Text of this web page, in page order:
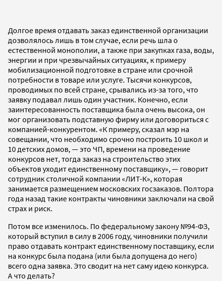
Долгое время отдавать заказ единственной организации
дозволялось лишь в том случае, если речь шла о
естественной монополии, а также при закупках газа, воды,
энергии и при чрезвычайных ситуациях, к примеру
мобилизационной подготовке в стране или срочной
потребности в товаре или услуге. Тысячи конкурсов,
проводимых по всей стране, срывались из-за того, что
заявку подавал лишь один участник. Конечно, если
заинтересованность поставщика была очень высока, он
мог организовать подставную фирму или договориться с
компанией-конкурентом. «К примеру, сказал мэр на
совещании, что необходимо срочно построить 10 школ и
10 детских домов, — это ЧП, времени на проведение
конкурсов нет, тогда заказ на строительство этих
объектов уходит единственному поставщику», — говорит
сотрудник столичной компании «ЛИТ-К», которая
занимается размещением московских госзаказов. Полтора
года назад такие контракты чиновники заключали на свой
страх и риск.
Потом все изменилось. По федеральному закону №94-ФЗ,
который вступил в силу в 2006 году, чиновники получили
право отдавать контракт единственному поставщику, если
на конкурс была подана (или была допущена до него)
всего одна заявка. Это сводит на нет саму идею конкурса.
А что делать?